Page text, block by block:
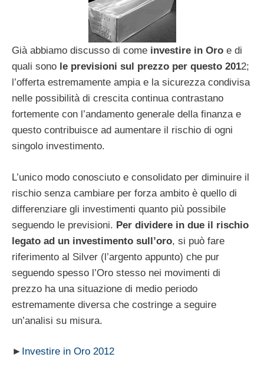
Già abbiamo discusso di come investire in Oro e di
quali sono le previsioni sul prezzo per questo 2012;
l’offerta estremamente ampia e la sicurezza condivisa
nelle possibilità di crescita continua contrastano
fortemente con l’andamento generale della finanza e
questo contribuisce ad aumentare il rischio di ogni
singolo investimento.
L’unico modo conosciuto e consolidato per diminuire il
rischio senza cambiare per forza ambito è quello di
differenziare gli investimenti quanto più possibile
seguendo le previsioni. Per dividere in due il rischio
legato ad un investimento sull’oro, si può fare
riferimento al Silver (l’argento appunto) che pur
seguendo spesso l’Oro stesso nei movimenti di
prezzo ha una situazione di medio periodo
estremamente diversa che costringe a seguire
un’analisi su misura.
► Investire in Oro 2012